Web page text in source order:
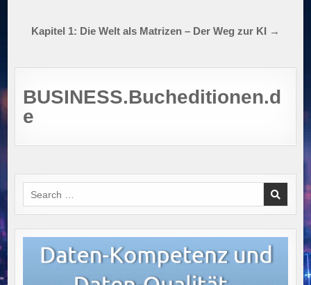
Beitragsnavigation
Kapitel 1: Die Welt als Matrizen – Der Weg zur KI →
BUSINESS.Bucheditionen.d
e
Search
for: